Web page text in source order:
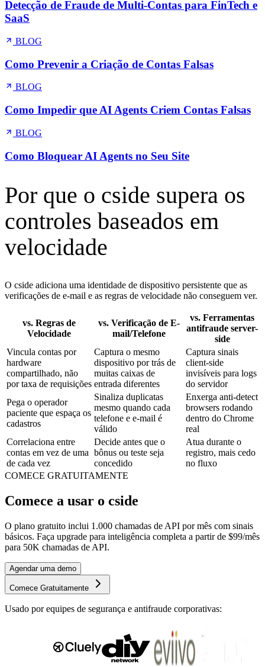
Recursos para ajudar você a parar multi-
contas e abuso de testes
SaaS
BLOG
Como Prevenir a Criação de Contas Falsas
BLOG
BLOG
Como Bloquear AI Agents no Seu Site
controles baseados em
velocidade
O cside adiciona uma identidade de dispositivo persistente que as
verificações de e-mail e as regras de velocidade não conseguem ver.
Velocidade
vs. Verificação de E-
mail/Telefone
vs. Ferramentas
antifraude server-
side
Vincula contas por
compartilhado, não
por taxa de requisições
Captura o mesmo
dispositivo por trás de
muitas caixas de
entrada diferentes
Captura sinais
client-side
invisíveis para logs
do servidor
Pega o operador
cadastros
Sinaliza duplicatas
mesmo quando cada
válido
Enxerga anti-detect
contas em vez de uma
de cada vez
bônus ou teste seja
concedido
registro, mais cedo
no fluxo
COMECE GRATUITAMENTE
Comece a usar o cside
O plano gratuito inclui 1.000 chamadas de API por mês com sinais
básicos. Faça upgrade para inteligência completa a partir de $99/mês